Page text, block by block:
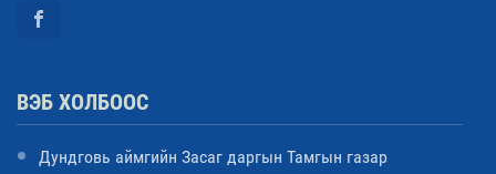
ВЭБ ХОЛБООС
Дундговь аймгийн Засаг даргын Тамгын газар